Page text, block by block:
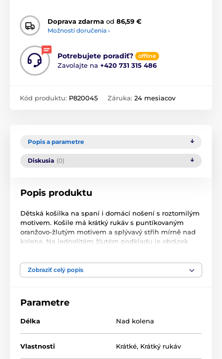
Doprava zdarma od 86,59 €
Možnosti doručenia ›
Potrebujete poradiť? offline
Zavolajte na +420 731 315 486
Kód produktu: P820045 Záruka: 24 mesiacov
Popis a parametre
Diskusia (0)
Popis produktu
Dětská košilka na spaní i domácí nošení s roztomilým
motivem. Košile má krátký rukáv s puntíkovaným
oranžovo-žlutým motivem a splývavý střih mírně nad
kolena. Na jednolitém žlutém podkladu je obrázek
Košilka je dostupná ipro větší slečny od velikostí 9-10,
snadný na údržbu i následnou péči.
110°. Není doporučeno sušit v sušičce, žehlit z rubu do
Zobraziť celý popis
Parametre
Délka Nad kolena
Vlastnosti Krátké, Krátký rukáv